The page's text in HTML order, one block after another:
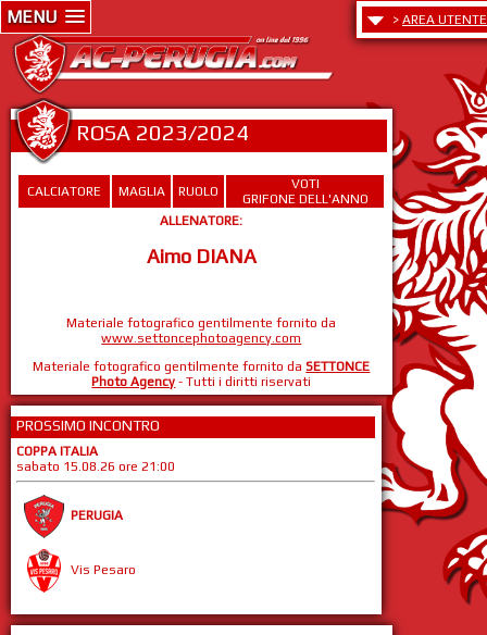
MENU > AREA UTENTE
ROSA 2023/2024
CALCIATORE MAGLIA RUOLO
VOTI
GRIFONE DELL'ANNO
ALLENATORE:
Aimo DIANA
Materiale fotografico gentilmente fornito da
www.settoncephotoagency.com
Materiale fotografico gentilmente fornito daSETTONCE
Photo Agency - Tutti i diritti riservati
PROSSIMO INCONTRO
COPPA ITALIA
sabato 15.08.26 ore 21:00
PERUGIA
Vis Pesaro